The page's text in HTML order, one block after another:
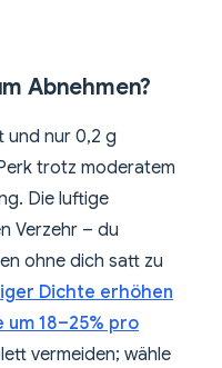
Abnehmen?
und nur 0,2 g
trotz moderatem
Die luftige
Verzehr – du
ohne dich satt zu
Dichte erhöhen
18–25% pro
vermeiden; wähle